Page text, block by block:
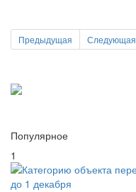
Предыдущая Следующая
Популярное
1